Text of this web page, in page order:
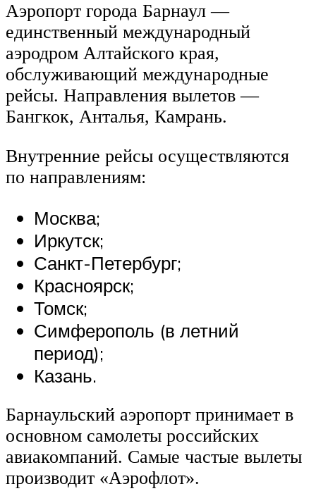
Аэропорт города Барнаул —
единственный международный
аэродром Алтайского края,
обслуживающий международные
рейсы. Направления вылетов —
Бангкок, Анталья, Камрань.
Внутренние рейсы осуществляются
по направлениям:
Москва;
Иркутск;
Санкт-Петербург;
Красноярск;
Томск;
Симферополь (в летний
период);
Казань.
Барнаульский аэропорт принимает в
основном самолеты российских
авиакомпаний. Самые частые вылеты
производит «Аэрофлот».